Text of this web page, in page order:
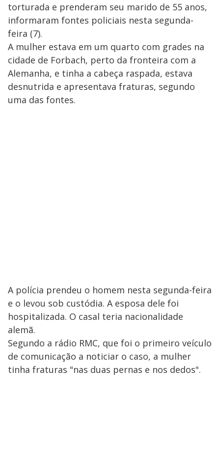
torturada e prenderam seu marido de 55 anos,
informaram fontes policiais nesta segunda-
feira (7).
A mulher estava em um quarto com grades na
cidade de Forbach, perto da fronteira com a
Alemanha, e tinha a cabeça raspada, estava
desnutrida e apresentava fraturas, segundo
uma das fontes.
A polícia prendeu o homem nesta segunda-feira
e o levou sob custódia. A esposa dele foi
hospitalizada. O casal teria nacionalidade
alemã.
Segundo a rádio RMC, que foi o primeiro veículo
de comunicação a noticiar o caso, a mulher
tinha fraturas "nas duas pernas e nos dedos".